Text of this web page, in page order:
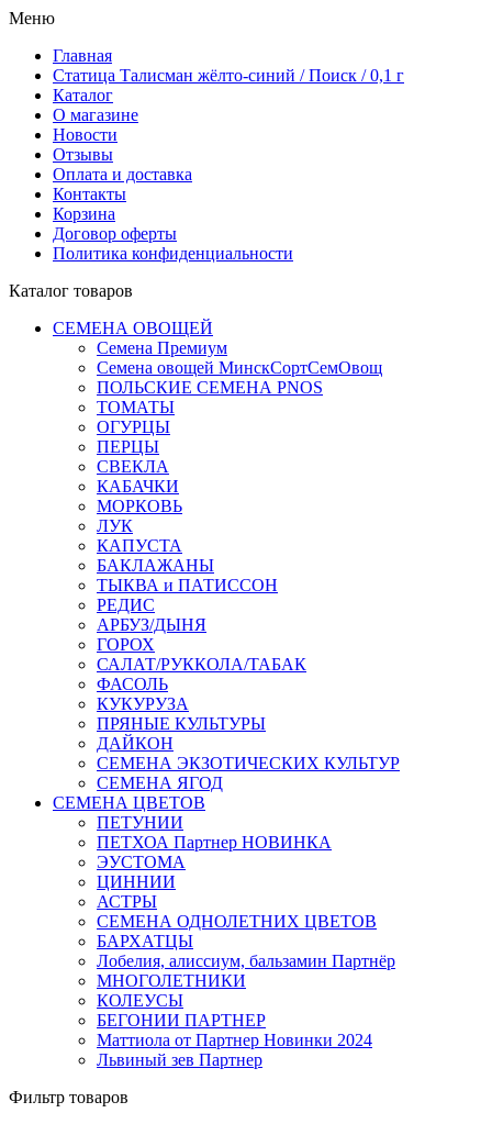
Меню
Главная
Статица Талисман жёлто-синий / Поиск / 0,1 г
Каталог
О магазине
Новости
Отзывы
Оплата и доставка
Контакты
Корзина
Договор оферты
Политика конфиденциальности
Каталог товаров
СЕМЕНА ОВОЩЕЙ
Семена Премиум
Семена овощей МинскСортСемОвощ
ПОЛЬСКИЕ СЕМЕНА PNOS
ТОМАТЫ
ОГУРЦЫ
ПЕРЦЫ
СВЕКЛА
КАБАЧКИ
МОРКОВЬ
ЛУК
КАПУСТА
БАКЛАЖАНЫ
ТЫКВА и ПАТИССОН
РЕДИС
АРБУЗ/ДЫНЯ
ГОРОХ
САЛАТ/РУККОЛА/ТАБАК
ФАСОЛЬ
КУКУРУЗА
ПРЯНЫЕ КУЛЬТУРЫ
ДАЙКОН
СЕМЕНА ЭКЗОТИЧЕСКИХ КУЛЬТУР
СЕМЕНА ЯГОД
СЕМЕНА ЦВЕТОВ
ПЕТУНИИ
ПЕТХОА Партнер НОВИНКА
ЭУСТОМА
ЦИННИИ
АСТРЫ
СЕМЕНА ОДНОЛЕТНИХ ЦВЕТОВ
БАРХАТЦЫ
Лобелия, алиссиум, бальзамин Партнёр
МНОГОЛЕТНИКИ
КОЛЕУСЫ
БЕГОНИИ ПАРТНЕР
Маттиола от Партнер Новинки 2024
Львиный зев Партнер
Фильтр товаров